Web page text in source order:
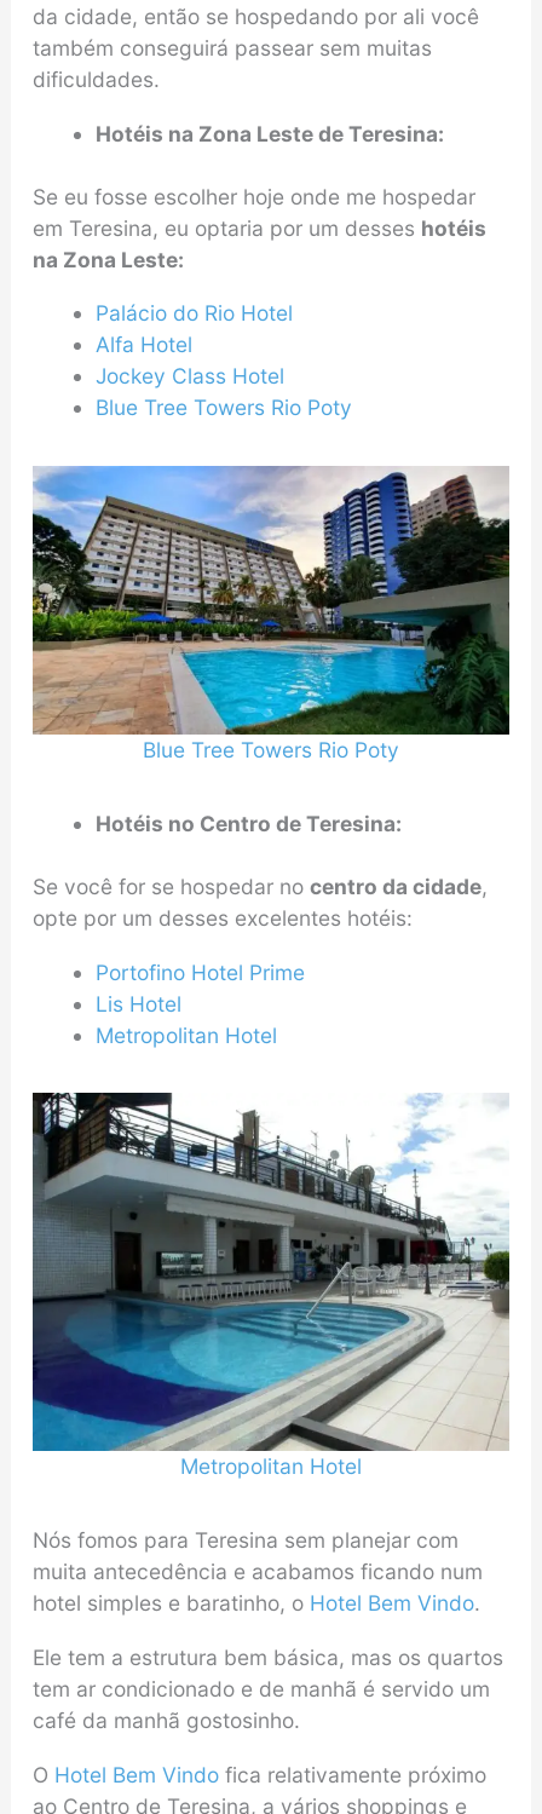
da cidade, então se hospedando por ali você
também conseguirá passear sem muitas
dificuldades.
Hotéis na Zona Leste de Teresina:
Se eu fosse escolher hoje onde me hospedar
em Teresina, eu optaria por um desses hotéis
na Zona Leste:
Palácio do Rio Hotel
Alfa Hotel
Jockey Class Hotel
Blue Tree Towers Rio Poty
Blue Tree Towers Rio Poty
Hotéis no Centro de Teresina:
Se você for se hospedar no centro da cidade,
opte por um desses excelentes hotéis:
Portofino Hotel Prime
Lis Hotel
Metropolitan Hotel
Metropolitan Hotel
Nós fomos para Teresina sem planejar com
muita antecedência e acabamos ficando num
hotel simples e baratinho, o Hotel Bem Vindo.
Ele tem a estrutura bem básica, mas os quartos
tem ar condicionado e de manhã é servido um
café da manhã gostosinho.
O Hotel Bem Vindofica relativamente próximo
ao Centro de Teresina, a vários shoppings e